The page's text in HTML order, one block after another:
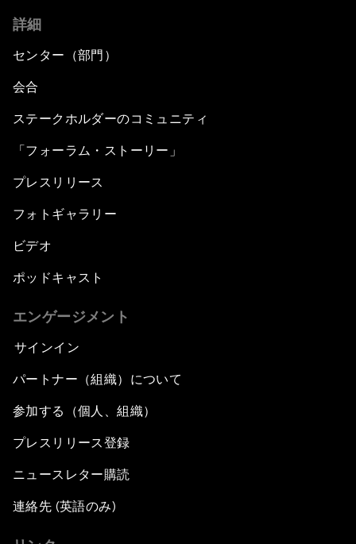
詳細
センター（部門）
会合
ステークホルダーのコミュニティ
「フォーラム・ストーリー」
プレスリリース
フォトギャラリー
ビデオ
ポッドキャスト
エンゲージメント
サインイン
パートナー（組織）について
参加する（個人、組織）
プレスリリース登録
ニュースレター購読
連絡先 (英語のみ)